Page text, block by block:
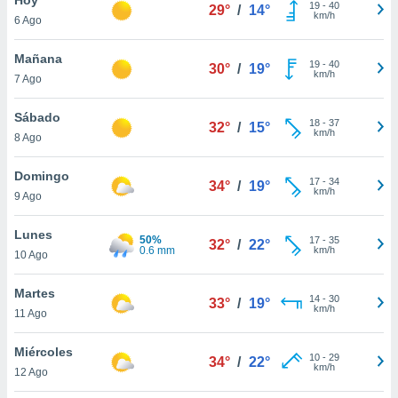
y
en
más
de
6 Ago
29° / 14° 19- 40
km/h
Mañana
7 Ago
30° / 19° 19- 40
km/h
Sábado
8 Ago
32° / 15° 18- 37
km/h
Domingo
9 Ago
34° / 19° 17- 34
km/h
Lunes
10 Ago
50%
0.6 mm
32° / 22° 17- 35
km/h
Martes
11 Ago
33° / 19° 14- 30
km/h
Miércoles
12 Ago
34° / 22° 10- 29
km/h